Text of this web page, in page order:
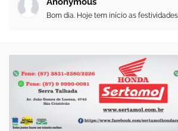
Bom dia. Hoje tem início as festividades